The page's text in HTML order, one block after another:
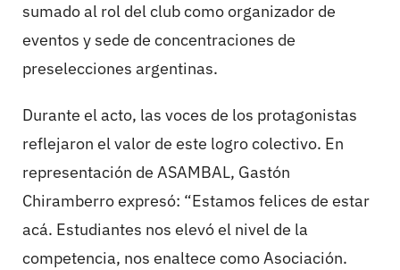
sumado al rol del club como organizador de
eventos y sede de concentraciones de
preselecciones argentinas.
Durante el acto, las voces de los protagonistas
reflejaron el valor de este logro colectivo. En
representación de ASAMBAL, Gastón
Chiramberro expresó: “Estamos felices de estar
acá. Estudiantes nos elevó el nivel de la
competencia, nos enaltece como Asociación.